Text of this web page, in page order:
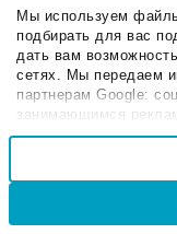
Мы используем
подбирать для вас
дать вам
сетях. Мы передаем
партнерам Google:
занимающимся
могут комбинировать
информацией, а
использовании вами
Выбор
Настроечные
Оценка:4/5(4)